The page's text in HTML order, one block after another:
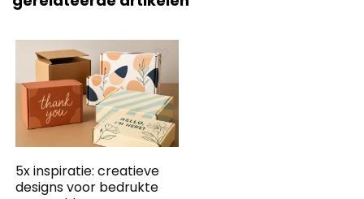
5x inspiratie: creatieve
designs voor bedrukte